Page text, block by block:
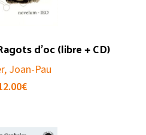
d’oc (libre + CD)
Joan-Pau
€